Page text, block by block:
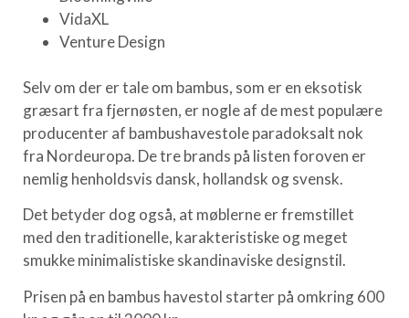
VidaXL
Venture Design
Selv om der er tale om bambus, som er en eksotisk
græsart fra fjernøsten, er nogle af de mest populære
producenter af bambushavestole paradoksalt nok
fra Nordeuropa. De tre brands på listen foroven er
nemlig henholdsvis dansk, hollandsk og svensk.
Det betyder dog også, at møblerne er fremstillet
med den traditionelle, karakteristiske og meget
smukke minimalistiske skandinaviske designstil.
Prisen på en bambus havestol starter på omkring 600